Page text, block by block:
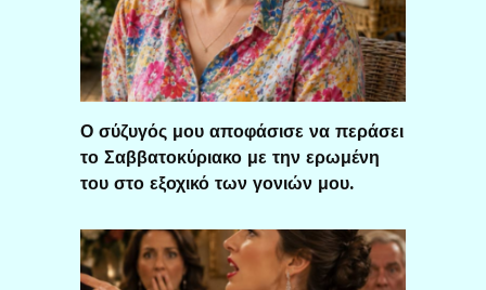
Ο σύζυγός μου αποφάσισε να περάσει
το Σαββατοκύριακο με την ερωμένη
του στο εξοχικό των γονιών μου.